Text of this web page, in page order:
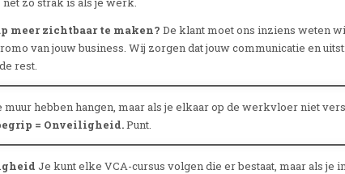
meer zichtbaar te maken? De klant moet ons inziens weten
van jouw business. Wij zorgen dat jouw communicatie en
rest.
hebben hangen, maar als je elkaar op de werkvloer niet
= Onveiligheid.Punt.
Je kunt elke VCA-cursus volgen die er bestaat, maar als je